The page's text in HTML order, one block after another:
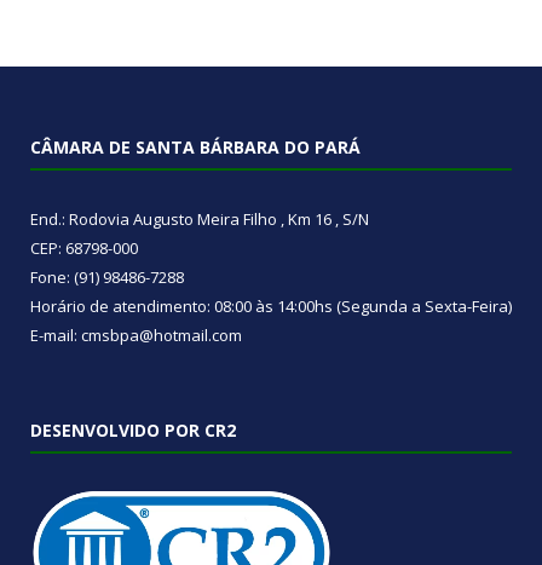
CÂMARA DE SANTA BÁRBARA DO PARÁ
End.: Rodovia Augusto Meira Filho , Km 16 , S/N
CEP: 68798-000
Fone: (91) 98486-7288
Horário de atendimento: 08:00 às 14:00hs (Segunda a Sexta-Feira)
E-mail: cmsbpa@hotmail.com
DESENVOLVIDO POR CR2